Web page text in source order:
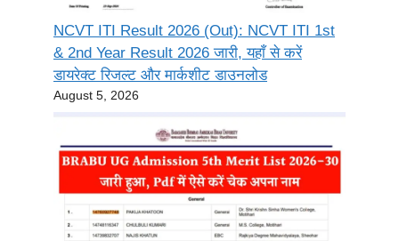
NCVT ITI Result 2026 (Out): NCVT ITI 1st
& 2nd Year Result 2026 जारी, यहाँ से करें
डायरेक्ट रिजल्ट और मार्कशीट डाउनलोड
August 5, 2026